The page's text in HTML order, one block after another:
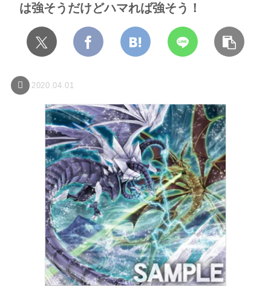
は強そうだけどハマれば強そう！
2020.04.01